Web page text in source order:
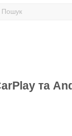
та